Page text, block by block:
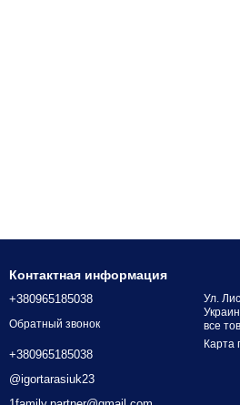
Контактная информация
+380965185038
Обратный звонок
+380965185038
@igortarasiuk23
Ул.
Украина - офис временно
все
Карта